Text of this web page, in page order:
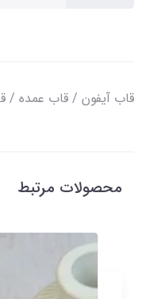
قاب آیفون / قاب عمده /
محصولات مرتبط